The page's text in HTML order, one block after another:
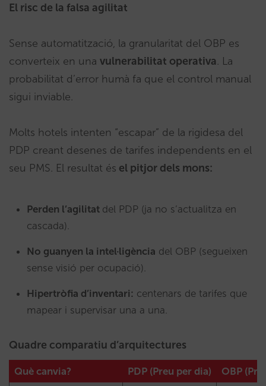
El risc de la falsa agilitat
Sense automatització, la granularitat del OBP es
converteix en una vulnerabilitat operativa. La
probabilitat d’error humà fa que el control manual
sigui inviable.
Molts hotels intenten “escapar” de la rigidesa del
PDP creant desenes de tarifes independents en el
seu PMS. El resultat és el pitjor dels mons:
Perden l’agilitat del PDP (ja no s’actualitza en
cascada).
No guanyen la intel·ligència del OBP (segueixen
sense visió per ocupació).
Hipertròfia d’inventari: centenars de tarifes que
mapear i supervisar una a una.
Quadre comparatiu d’arquitectures
Què canvia? PDP (Preu per dia) OBP